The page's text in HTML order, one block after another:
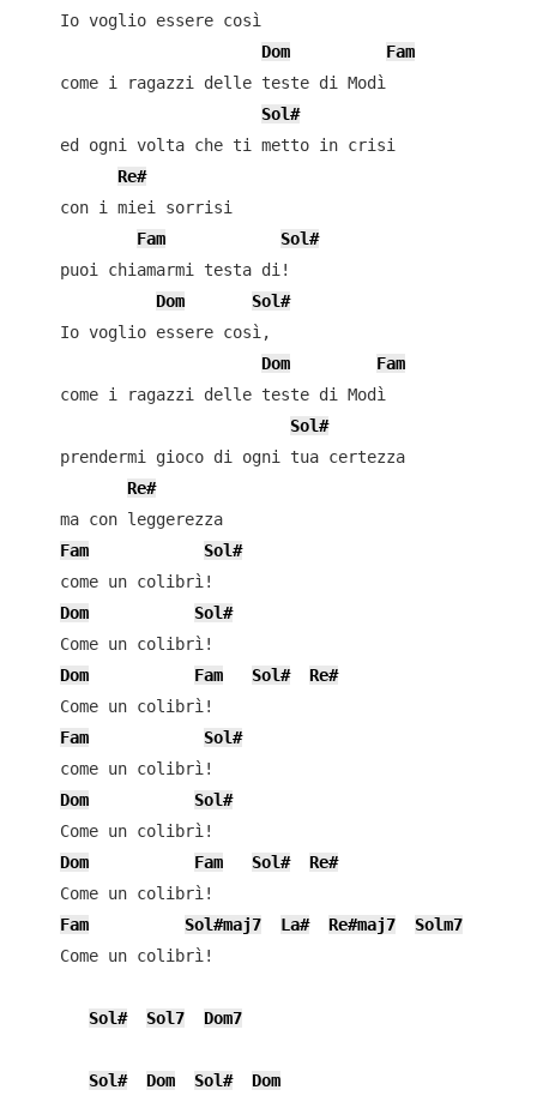
    Io voglio essere così
Dom
Fam
    come i ragazzi delle teste di Modì
Sol#
    ed ogni volta che ti metto in crisi
Re#
    con i miei sorrisi
Fam
Sol#
    puoi chiamarmi testa di!
Dom
Sol#
    Io voglio essere così,
Dom
Fam
    come i ragazzi delle teste di Modì
Sol#
    prendermi gioco di ogni tua certezza
Re#
    ma con leggerezza
Fam
Sol#
    come un colibrì!
Dom
Sol#
    Come un colibrì!
Dom
Fam Sol#
Re#
    Come un colibrì!
Fam
Sol#
    come un colibrì!
Dom
Sol#
    Come un colibrì!
Dom
Fam Sol#
Re#
    Come un colibrì!
Fam
Sol#maj7 La# Re#maj7
Solm7
    Come un colibrì!
Sol# Sol7 Dom7
Sol# Dom Sol# Dom